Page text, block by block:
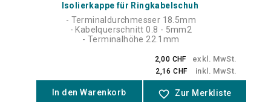
Isolierkappe für Ringkabelschuh
- Terminaldurchmesser 18.5mm
- Kabelquerschnitt 0.8 - 5mm2
- Terminalhöhe 22.1mm
2,00 CHF exkl. MwSt.
2,16 CHF inkl. MwSt.
In den Warenkorb favorite_border Zur Merkliste